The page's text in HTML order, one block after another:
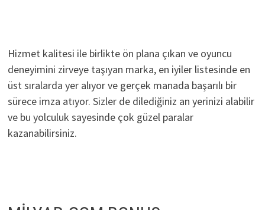
Hizmet kalitesi ile birlikte ön plana çıkan ve oyuncu
deneyimini zirveye taşıyan marka, en iyiler listesinde en
üst sıralarda yer alıyor ve gerçek manada başarılı bir
sürece imza atıyor. Sizler de dilediğiniz an yerinizi alabilir
ve bu yolculuk sayesinde çok güzel paralar
kazanabilirsiniz.